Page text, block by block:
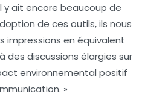
y ait encore beaucoup de
de ces outils, ils nous
impressions en équivalent
des discussions élargies sur
environnemental positif
»